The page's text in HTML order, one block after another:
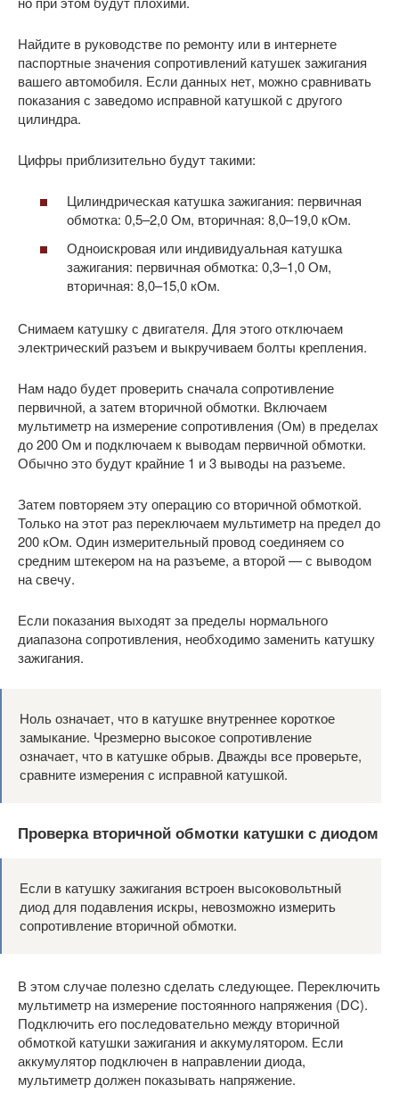
Найдите в руководстве по ремонту или в интернете
паспортные значения сопротивлений катушек зажигания
вашего автомобиля. Если данных нет, можно сравнивать
показания с заведомо исправной катушкой с другого
цилиндра.
Цифры приблизительно будут такими:
Цилиндрическая катушка зажигания: первичная
обмотка: 0,5–2,0 Ом, вторичная: 8,0–19,0 кОм.
Одноискровая или индивидуальная катушка
зажигания: первичная обмотка: 0,3–1,0 Ом,
вторичная: 8,0–15,0 кОм.
Снимаем катушку с двигателя. Для этого отключаем
электрический разъем и выкручиваем болты крепления.
Нам надо будет проверить сначала сопротивление
первичной, а затем вторичной обмотки. Включаем
мультиметр на измерение сопротивления (Ом) в пределах
до 200 Ом и подключаем к выводам первичной обмотки.
Обычно это будут крайние 1 и 3 выводы на разъеме.
Затем повторяем эту операцию со вторичной обмоткой.
Только на этот раз переключаем мультиметр на предел до
200 кОм. Один измерительный провод соединяем со
средним штекером на на разъеме, а второй — с выводом
на свечу.
Если показания выходят за пределы нормального
диапазона сопротивления, необходимо заменить катушку
зажигания.
Ноль означает, что в катушке внутреннее короткое
замыкание. Чрезмерно высокое сопротивление
означает, что в катушке обрыв. Дважды все проверьте,
сравните измерения с исправной катушкой.
Проверка вторичной обмотки катушки с диодом
Если в катушку зажигания встроен высоковольтный
диод для подавления искры, невозможно измерить
сопротивление вторичной обмотки.
В этом случае полезно сделать следующее. Переключить
мультиметр на измерение постоянного напряжения (DC).
Подключить его последовательно между вторичной
обмоткой катушки зажигания и аккумулятором. Если
аккумулятор подключен в направлении диода,
мультиметр должен показывать напряжение.